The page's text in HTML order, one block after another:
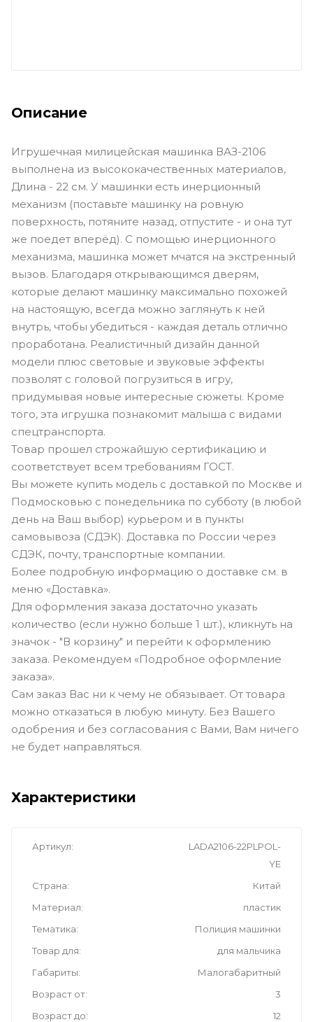
Описание
Игрушечная милицейская машинка ВАЗ-2106
выполнена из высококачественных материалов,
Длина - 22 см. У машинки есть инерционный
механизм (поставьте машинку на ровную
поверхность, потяните назад, отпустите - и она тут
же поедет вперёд). С помощью инерционного
механизма, машинка может мчатся на экстренный
вызов. Благодаря открывающимся дверям,
которые делают машинку максимально похожей
на настоящую, всегда можно заглянуть к ней
внутрь, чтобы убедиться - каждая деталь отлично
проработана. Реалистичный дизайн данной
модели плюс световые и звуковые эффекты
позволят с головой погрузиться в игру,
придумывая новые интересные сюжеты. Кроме
того, эта игрушка познакомит малыша с видами
спецтранспорта.
Товар прошел строжайшую сертификацию и
соответствует всем требованиям ГОСТ.
Вы можете купить модель с доставкой по Москве и
Подмосковью с понедельника по субботу (в любой
день на Ваш выбор) курьером и в пункты
самовывоза (СДЭК). Доставка по России через
СДЭК, почту, транспортные компании.
Более подробную информацию о доставке см. в
меню «Доставка».
Для оформления заказа достаточно указать
количество (если нужно больше 1 шт.), кликнуть на
значок - "В корзину" и перейти к оформлению
заказа. Рекомендуем «Подробное оформление
заказа».
Сам заказ Вас ни к чему не обязывает. От товара
можно отказаться в любую минуту. Без Вашего
одобрения и без согласования с Вами, Вам ничего
не будет направляться.
Характеристики
Артикул
LADA2106-22PLPOL-
YE
Страна
Китай
Материал
пластик
Тематика
Полиция машинки
Товар для
для мальчика
Габариты
Малогабаритный
Возраст от
3
Возраст до
12